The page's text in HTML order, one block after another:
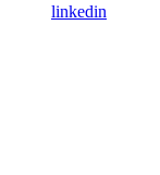
linkedin